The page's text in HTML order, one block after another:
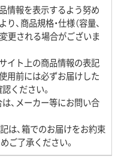
情報を表示するよう努め
、商品規格・仕様（容量、
更される場合がございま
イト上の商品情報の表記
用前には必ずお届けした
ください。
、メーカー等にお問い合
は、箱でのお届けをお約束
ご了承ください。